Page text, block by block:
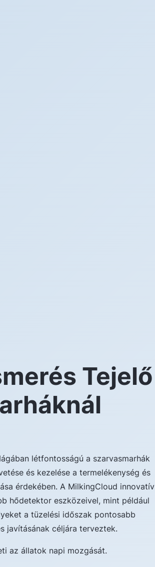
Tejelő
létfontosságú a szarvasmarhák
és kezelése a termelékenység és
érdekében. A MilkingCloud innovatív
hődetektor eszközeivel, mint például
a tüzelési időszak pontosabb
javításának céljára terveztek.
az állatok napi mozgását.